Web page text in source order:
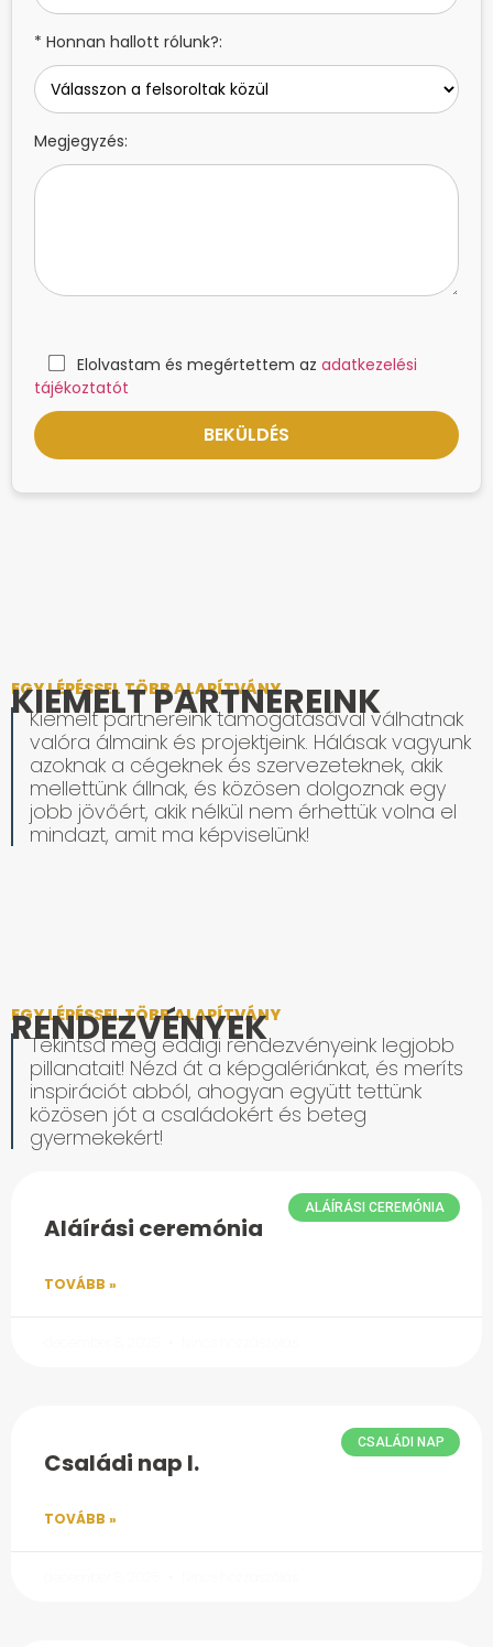
* Honnan hallott rólunk?:
Megjegyzés:
Elolvastam és megértettem az adatkezelési
tájékoztatót
EGY LÉPÉSSEL TÖBB ALAPÍTVÁNY
KIEMELT PARTNEREINK
Kiemelt partnereink támogatásával válhatnak
valóra álmaink és projektjeink. Hálásak vagyunk
azoknak a cégeknek és szervezeteknek, akik
mellettünk állnak, és közösen dolgoznak egy
jobb jövőért, akik nélkül nem érhettük volna el
mindazt, amit ma képviselünk!
EGY LÉPÉSSEL TÖBB ALAPÍTVÁNY
RENDEZVÉNYEK
Tekintsd meg eddigi rendezvényeink legjobb
pillanatait! Nézd át a képgalériánkat, és meríts
inspirációt abból, ahogyan együtt tettünk
közösen jót a családokért és beteg
gyermekekért!
ALÁÍRÁSI CEREMÓNIA
Aláírási ceremónia
TOVÁBB »
CSALÁDI NAP
Családi nap I.
TOVÁBB »